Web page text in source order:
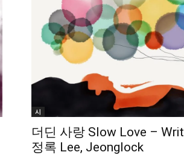
시
더딘 사랑 Slow Love –
정록 Lee, Jeonglock